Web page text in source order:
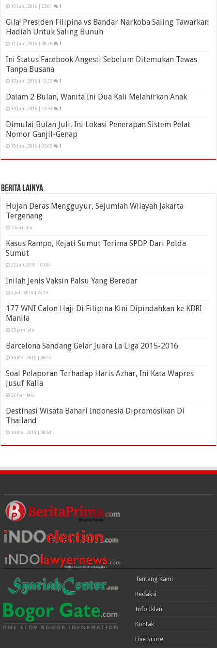
10 Juni, 2016 | 23:01 1
Gila! Presiden Filipina vs Bandar Narkoba Saling Tawarkan
Hadiah Untuk Saling Bunuh
11 Juni, 2016 | 09:25 1
Ini Status Facebook Angesti Sebelum Ditemukan Tewas
Tanpa Busana
13 Juni, 2016 | 12:23 1
Dalam 2 Bulan, Wanita Ini Dua Kali Melahirkan Anak
13 Juni, 2016 | 13:33 1
Dimulai Bulan Juli, Ini Lokasi Penerapan Sistem Pelat
Nomor Ganjil-Genap
18 Juni, 2016 | 05:05 1
Berita Lainya
Hujan Deras Mengguyur, Sejumlah Wilayah Jakarta
Tergenang
7 hari lalu
Kasus Rampo, Kejati Sumut Terima SPDP Dari Polda
Sumut
22 Juli, 2016 | 00:04
Inilah Jenis Vaksin Palsu Yang Beredar
4 Juli, 2016 | 22:19
177 WNI Calon Haji Di Filipina Kini Dipindahkan ke KBRI
Manila
23 jam lalu
Barcelona Sandang Gelar Juara La Liga 2015-2016
15 Mei, 2016 | 06:02
Soal Pelaporan Terhadap Haris Azhar, Ini Kata Wapres
Jusuf Kalla
22 hari lalu
Destinasi Wisata Bahari Indonesia Dipromosikan Di
Thailand
14 Mei, 2016 | 08:54
Tentang Kami
Redaksi
Info Iklan
Kontak
Live Score